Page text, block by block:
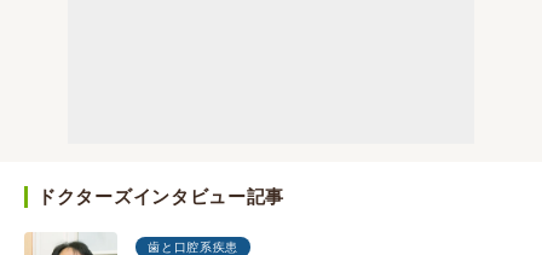
ドクターズインタビュー記事
歯と口腔系疾患